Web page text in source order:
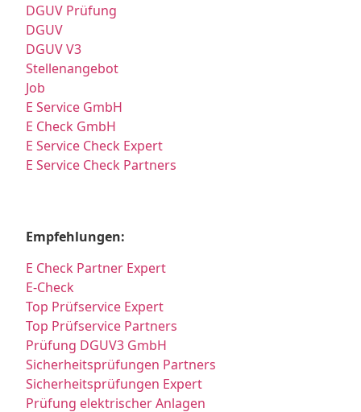
DGUV Prüfung
DGUV
DGUV V3
Stellenangebot
Job
E Service GmbH
E Check GmbH
E Service Check Expert
E Service Check Partners
Empfehlungen:
E Check Partner Expert
E-Check
Top Prüfservice Expert
Top Prüfservice Partners
Prüfung DGUV3 GmbH
Sicherheitsprüfungen Partners
Sicherheitsprüfungen Expert
Prüfung elektrischer Anlagen